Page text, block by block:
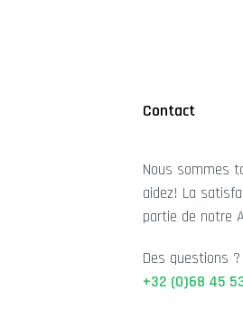
Contact
Nous sommes
aidez! La
partie de notre
Des questions ?
+32 (0)68 45